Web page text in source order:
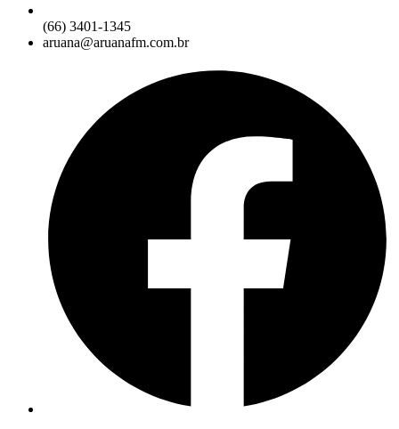
(66) 3401-1345
aruana@aruanafm.com.br